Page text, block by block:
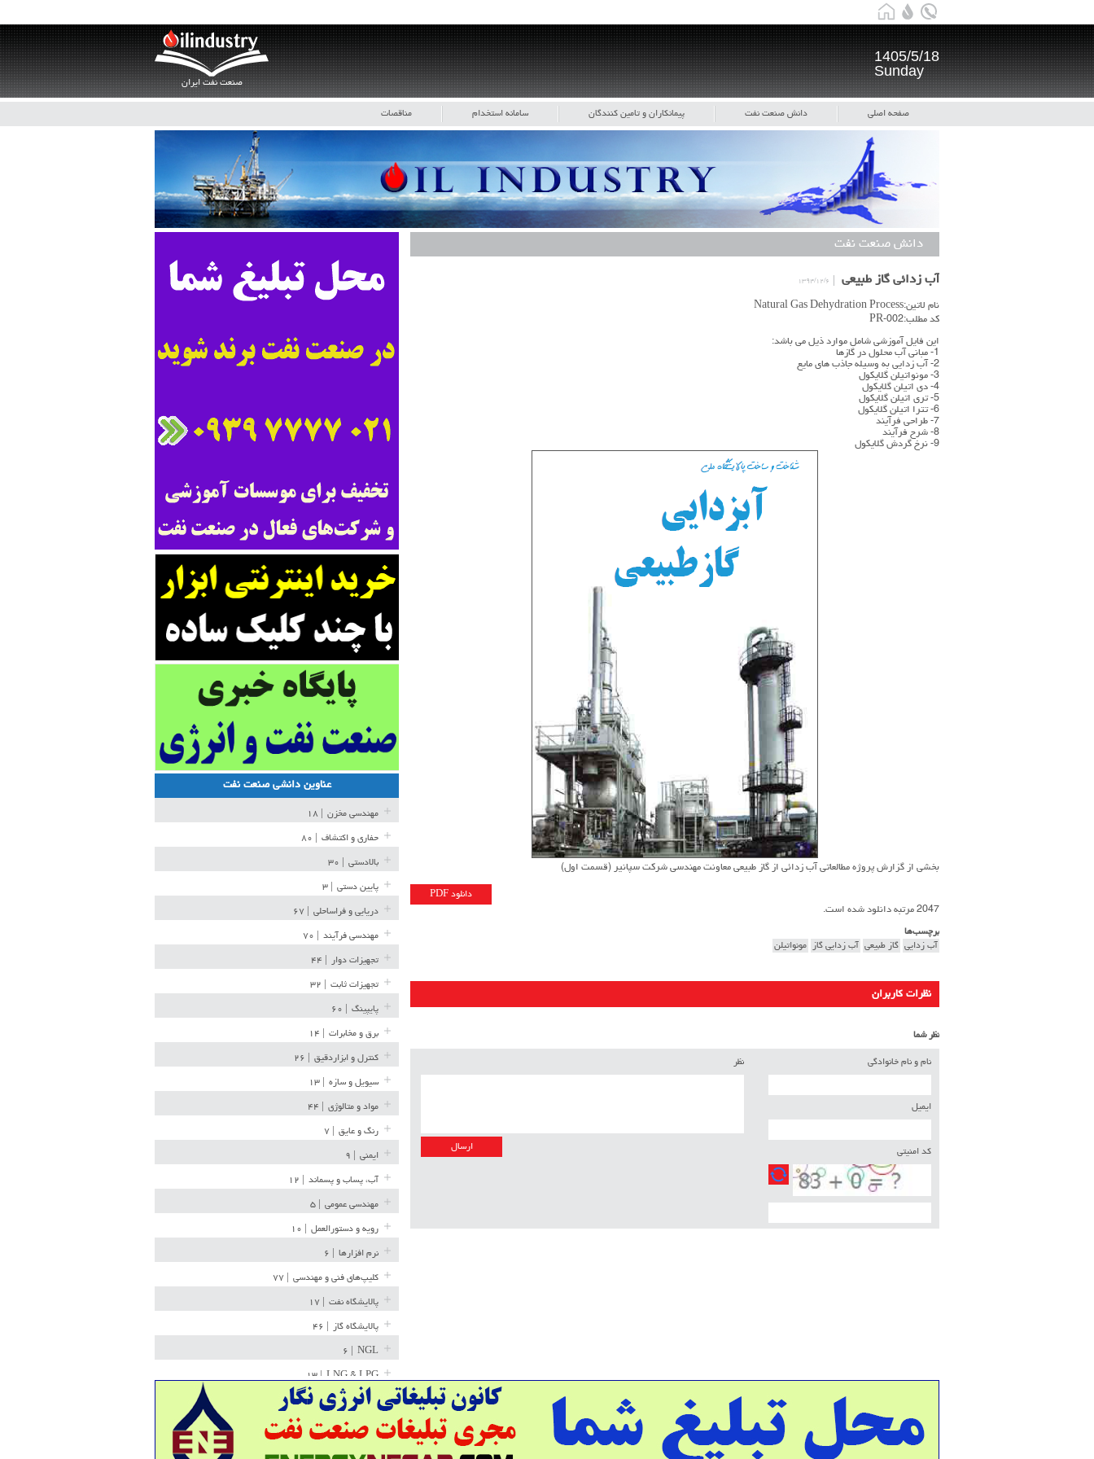
صنعت نفت ایران
1405/5/18
Sunday
صفحه اصلی دانش صنعت نفت پیمانکاران و تامین کنندگان سامانه استخدام مناقصات
دانش صنعت نفت
آب زدائی گاز طبیعی ۱۳۹۴/۱۲/۶
نام لاتین:Natural Gas Dehydration Process
کد مطلب:PR-002
این فایل آموزشی شامل موارد ذیل می باشد:
1- مبانی آب محلول در گازها
2- آب زدایی به وسیله جاذب های مایع
3- مونواتیلن گلایکول
4- دی اتیلن گلایکول
5- تری اتیلن گلایکول
6- تترا اتیلن گلایکول
7- طراحی فرآیند
8- شرح فرآیند
9- نرخ گردش گلایکول
بخشی از گزارش پروژه مطالعاتی آب زدائی از گاز طبیعی معاونت مهندسی شرکت سپانیر (قسمت اول)
دانلود PDF
2047 مرتبه دانلود شده است.
برچسب‌ها
آب زدایی گاز طبیعی آب زدایی گاز مونواتیلن
نظرات کاربران
نظر شما
نام و نام خانوادگی
ایمیل
کد امنیتی
نظر
عناوین دانشی صنعت نفت
مهندسی مخزن
حفاری و اکتشاف
بالادستی
پایین دستی
دریایی و فراساحلی
مهندسی فرآیند
تجهیزات دوار
تجهیزات ثابت
پایپینگ
برق و مخابرات
کنترل و ابزاردقیق
سیویل و سازه
مواد و متالوژی
رنگ و عایق
ایمنی
آب، پساب و پسماند
مهندسی عمومی
رویه و دستورالعمل
نرم افزارها
کلیپ‌های فنی و مهندسی
پالایشگاه نفت
پالایشگاه گاز
NGL
LNG & LPG | ۱۳
خط لوله | ۳۶
مخازن ذخیره